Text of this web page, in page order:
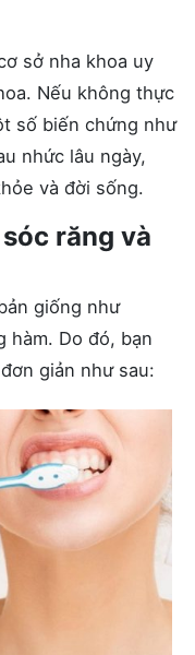
sở nha khoa uy
Nếu không thực
số biến chứng như
nhức lâu ngày,
và đời sống.
răng và
giống như
hàm. Do đó, bạn
giản như sau: